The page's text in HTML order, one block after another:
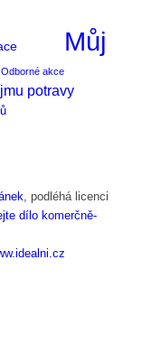
Můj
Odborné akce
potravy
, podléhá licenci
dílo komerčně-